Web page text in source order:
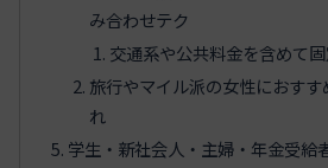
み合わせテク
交通系や公共料金を含めて
旅行やマイル派の女性におす
れ
学生・新社会人・主婦・年金受給